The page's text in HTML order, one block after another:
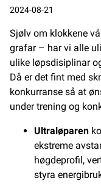
2024-08-21
Sjølv om klokkene
grafar – har vi alle
ulike løpsdisiplinar
Då er det fint med
konkurranse så at
under trening og
Ultraløparen
ekstreme
høgdeprofil,
styra